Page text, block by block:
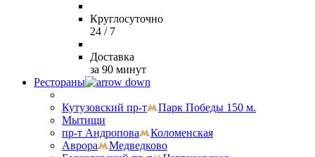
Круглосуточно
24 / 7
Доставка
за 90 минут
Рестораны
Кутузовский пр-т
Парк Победы 150 м.
Мытищи
пр-т Андропова
Коломенская
Аврора
Медведково